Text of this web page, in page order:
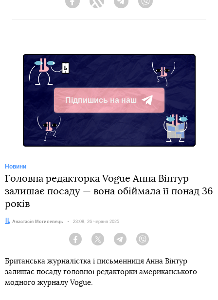
FacebookTwitter Telegram
Підпишись на наш
Telegram
Новини
Головна редакторка Vogue Анна Вінтур
залишає посаду — вона обіймала її понад 36
років
Автор:
Анастасія Могилевець Дата:
23:08, 26 червня 2025
Facebook Twitter Telegram
Британська журналістка і письменниця Анна Вінтур
залишає посаду головної редакторки американського
модного журналу Vogue.